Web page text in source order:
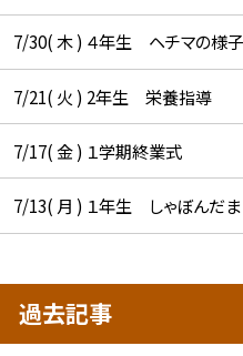
7/30( 木 ) ４年生 ヘチマの様子
7/21( 火 ) 2年生 栄養指導
7/17( 金 ) １学期終業式
7/13( 月 ) １年生 しゃぼんだ
過去記事